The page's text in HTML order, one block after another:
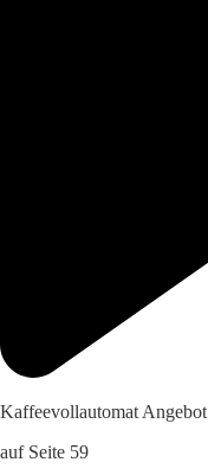
Kaffeevollautomat Angebot
auf Seite 59